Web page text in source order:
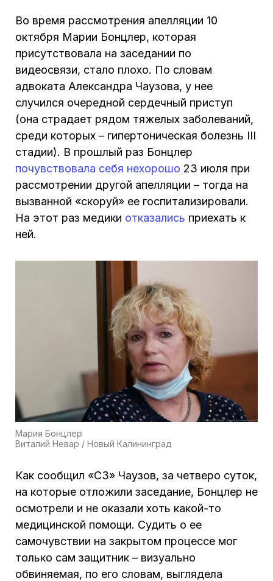
Во время рассмотрения апелляции 10
октября Марии Бонцлер, которая
присутствовала на заседании по
видеосвязи, стало плохо. По словам
адвоката Александра Чаузова, у нее
случился очередной сердечный приступ
(она страдает рядом тяжелых заболеваний,
среди которых – гипертоническая болезнь III
стадии). В прошлый раз Бонцлер
почувствовала себя нехорошо 23 июля при
рассмотрении другой апелляции – тогда на
вызванной «скоруй» ее госпитализировали.
На этот раз медики отказались приехать к
ней.
Мария Бонцлер
Виталий Невар / Новый Калининград
Как сообщил «СЗ» Чаузов, за четверо суток,
на которые отложили заседание, Бонцлер не
осмотрели и не оказали хоть какой-то
медицинской помощи. Судить о ее
самочувствии на закрытом процессе мог
только сам защитник – визуально
обвиняемая, по его словам, выглядела